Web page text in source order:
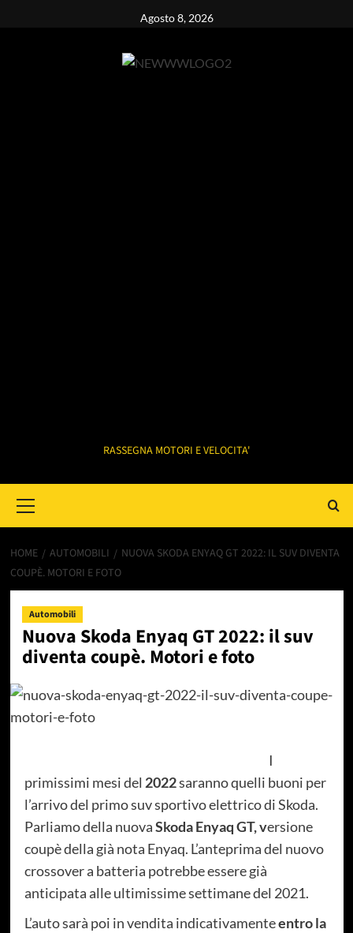
Agosto 8, 2026
RASSEGNA MOTORI E VELOCITA'
Menu
HOME AUTOMOBILI
NUOVA SKODA ENYAQ GT 2022: IL SUV DIVENTA
COUPÈ. MOTORI E FOTO
Automobili
Nuova Skoda Enyaq GT 2022: il suv
diventa coupè. Motori e foto
I
primissimi mesi del 2022saranno quelli buoni per
l’arrivo del primo suv sportivo elettrico di Skoda.
Parliamo della nuovaSkoda Enyaq GT, versione
coupè della già nota Enyaq. L’anteprima del nuovo
crossover a batteria potrebbe essere già
anticipata alle ultimissime settimane del 2021.
L’auto sarà poi in vendita indicativamenteentro la